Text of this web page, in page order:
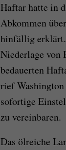
Haftar hatte in
Abkommen
hinfällig erklärt.
Niederlage von
bedauerten
rief
sofortige
zu vereinbaren.
Das ölreiche